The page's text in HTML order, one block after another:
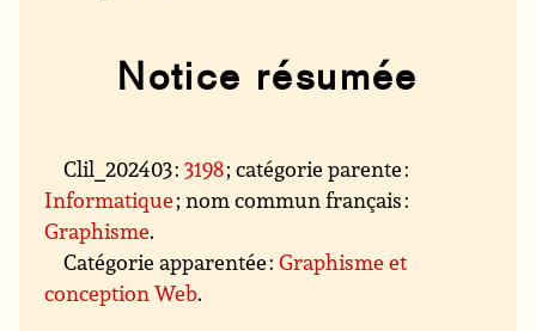
Notice résumée
Clil_202403 :3198; catégorie parente :
Informatique; nom commun français :
Graphisme.
Catégorie apparentée :Graphisme et
conception Web.